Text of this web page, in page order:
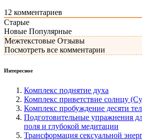
12 комментариев
Старые
Новые Популярные
Межтекстовые Отзывы
Посмотреть все комментарии
Интересное
Комплекс поднятие духа
Комплекс приветствие солнцу
Комплекс пробуждение десяти
Подготовительные упражнения
поля и глубокой медитации
Трансформация сексуальной